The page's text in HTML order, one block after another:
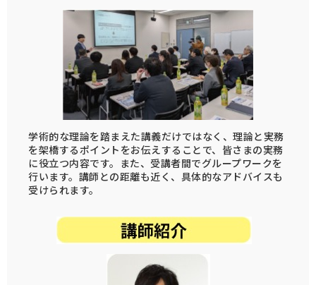
学術的な理論を踏まえた講義だけではなく、理論と実務
を架橋するポイントをお伝えすることで、皆さまの実務
に役立つ内容です。また、受講者間でグループワークを
行います。講師との距離も近く、具体的なアドバイスも
受けられます。